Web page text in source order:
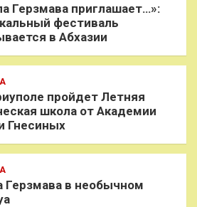
Герзмава приглашает…»:
фестиваль
в Абхазии
пройдет Летняя
школа от Академии
Гнесиных
Герзмава в необычном